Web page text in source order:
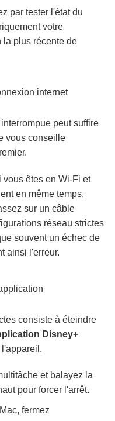
par tester l'état du
votre
la plus récente de
internet
peut suffire
vous conseille
vous êtes en Wi-Fi et
en même temps,
sur un câble
réseau strictes
souvent un échec de
ainsi l'erreur.
consiste à éteindre
Disney+
et balayez la
pour forcer l'arrêt.
fermez